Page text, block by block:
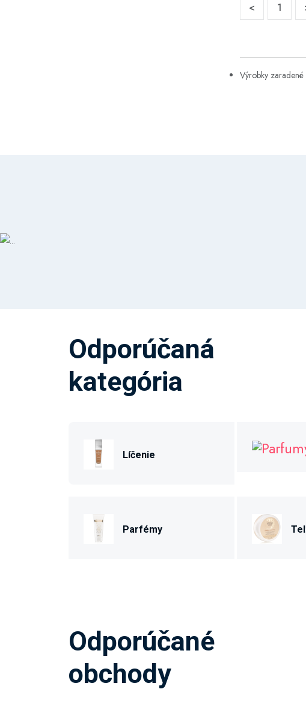
< 1
Výrobky
Odporúčaná
kategória
Líčenie
Parfémy
Odporúčané
obchody